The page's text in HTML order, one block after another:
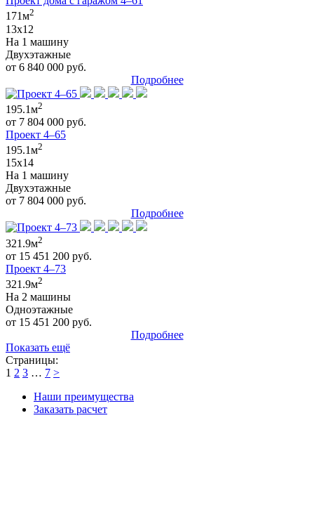
171м2
13x12
На 1 машину
Двухэтажные
от 6 840 000 руб.
Подробнее
195.1м2
от 7 804 000 руб.
Проект 4–65
195.1м2
15x14
На 1 машину
Двухэтажные
от 7 804 000 руб.
Подробнее
321.9м2
от 15 451 200 руб.
Проект 4–73
321.9м2
На 2 машины
Одноэтажные
от 15 451 200 руб.
Подробнее
Показать ещё
Страницы:
1 2 3 … 7 >
Наши преимущества
Заказать расчет